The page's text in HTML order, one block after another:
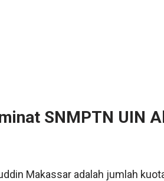
SNMPTN UIN
Makassar adalah jumlah